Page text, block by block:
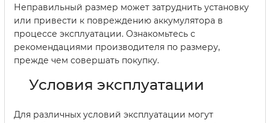
Неправильный размер может затруднить установку
или привести к повреждению аккумулятора в
процессе эксплуатации. Ознакомьтесь с
рекомендациями производителя по размеру,
прежде чем совершать покупку.
Условия эксплуатации
Для различных условий эксплуатации могут